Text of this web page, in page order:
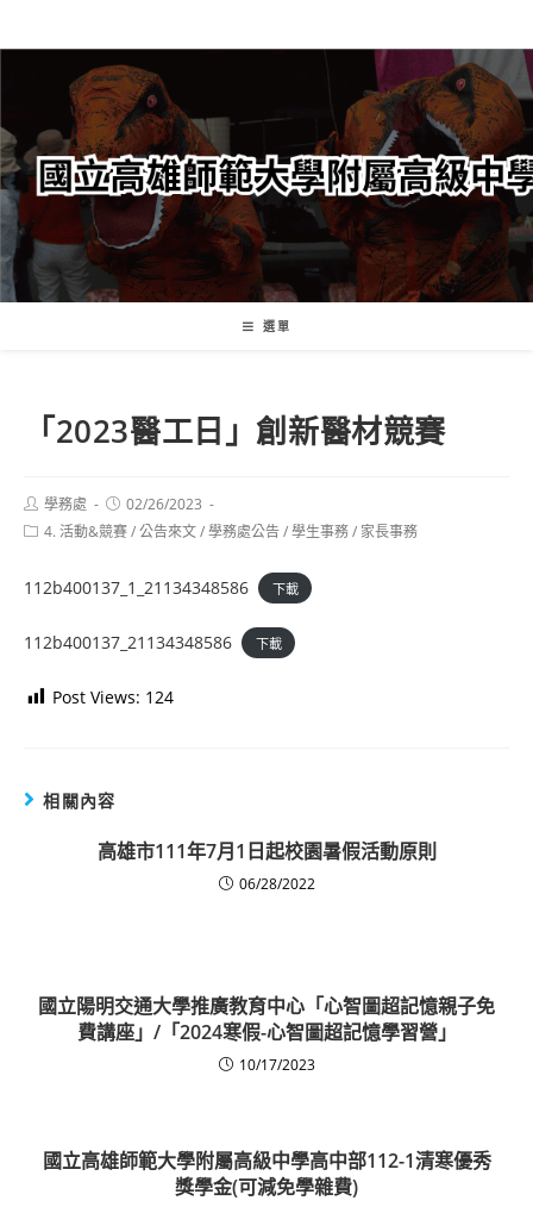
轉
要
內
容
選單
「2023醫工日」創新醫材競賽
Post
author:
學務處
Post
published:
02/26/2023
Post4. 活動&競賽/公告來文/學務處公告/學生事務/ 家長事務
112b400137_1_21134348586 下載
112b400137_21134348586 下載
Post Views: 124
相關內容
高雄市111年7月1日起校園暑假活動原則
06/28/2022
國立陽明交通大學推廣教育中心「心智圖超記憶親子免
費講座」/「2024寒假-心智圖超記憶學習營」
10/17/2023
國立高雄師範大學附屬高級中學高中部112-1清寒優秀
獎學金(可減免學雜費)